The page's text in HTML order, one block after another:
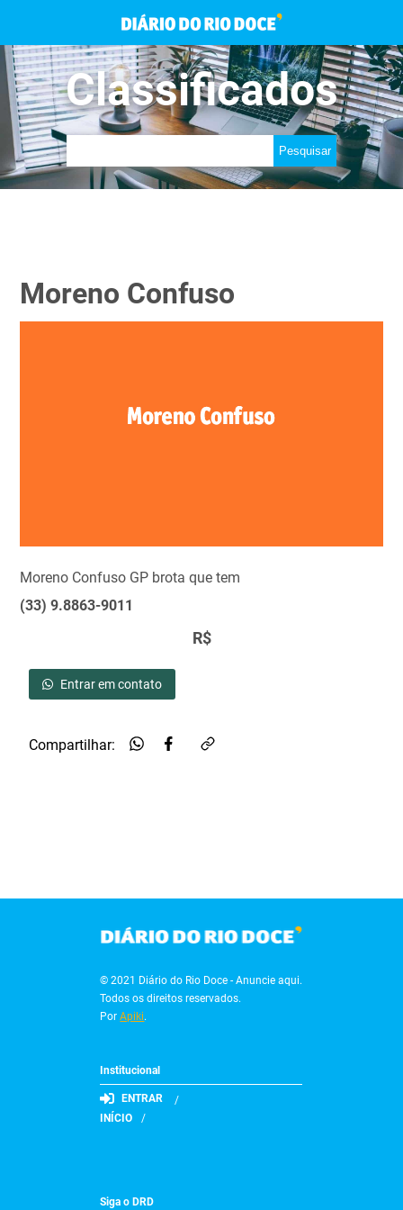
Classificados
Moreno Confuso
Moreno Confuso GP brota que tem
(33) 9.8863-9011
R$
Entrar em contato
Compartilhar:
© 2021 Diário do Rio Doce - Anuncie aqui.
Todos os direitos reservados.
PorApiki.
Institucional
ENTRAR
INÍCIO
Siga o DRD